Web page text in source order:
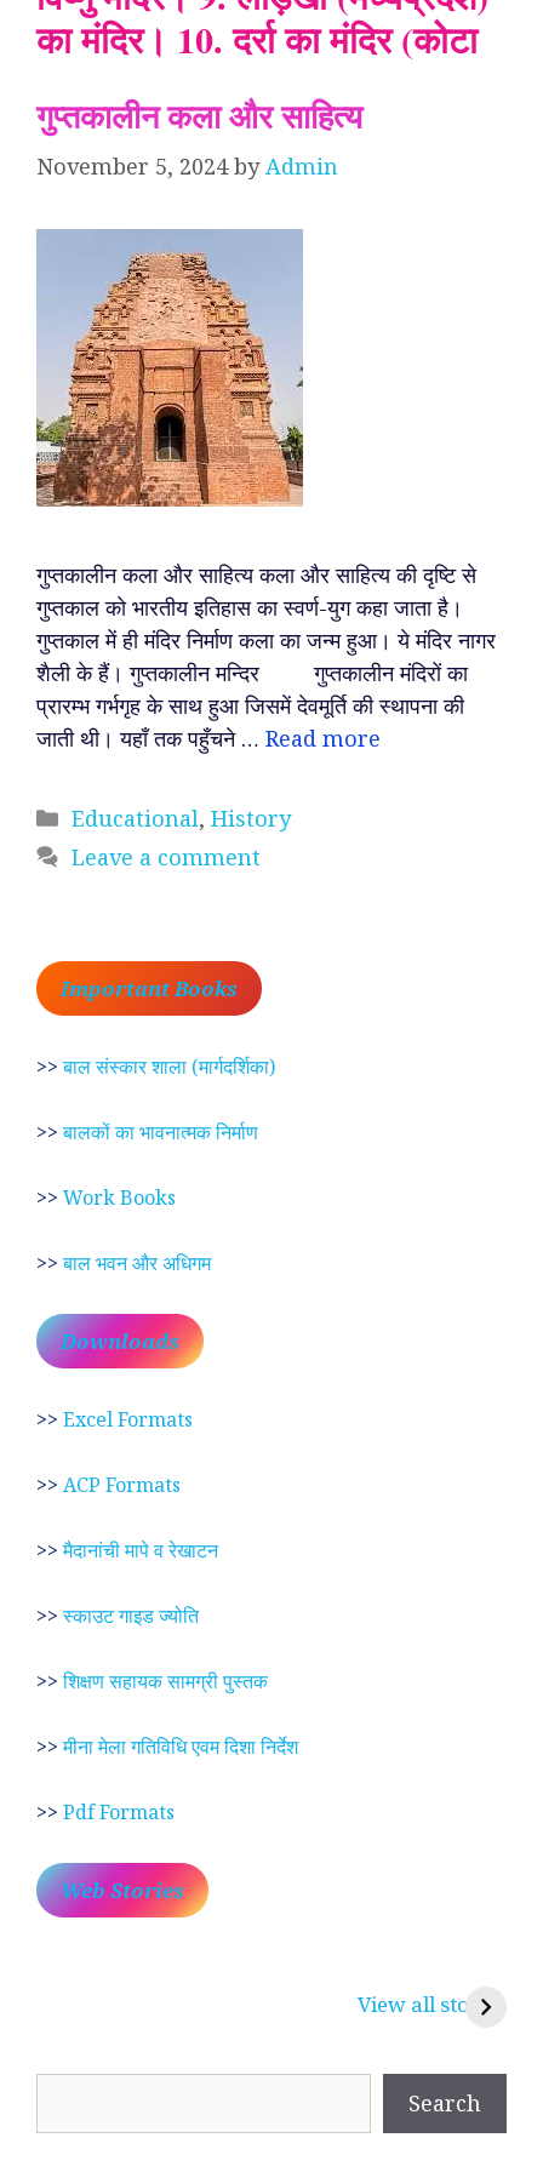
का मंदिर। 10. दर्रा का मंदिर (कोटा
गुप्तकालीन कला और साहित्य
November 5, 2024 byAdmin
गुप्तकालीन कला और साहित्य कला और साहित्य की दृष्टि से
गुप्तकाल को भारतीय इतिहास का स्वर्ण-युग कहा जाता है।
गुप्तकाल में ही मंदिर निर्माण कला का जन्म हुआ। ये मंदिर नागर
शैली के हैं। गुप्तकालीन मन्दिर गुप्तकालीन मंदिरों का
प्रारम्भ गर्भगृह के साथ हुआ जिसमें देवमूर्ति की स्थापना की
जाती थी। यहाँ तक पहुँचने … Read more
Categories
Educational, History
Leave a comment
Important Books
>>बाल संस्कार शाला (मार्गदर्शिका)
>>बालकों का भावनात्मक निर्माण
>> Work Books
>>बाल भवन और अधिगम
Downloads
>> Excel Formats
>> ACP Formats
>>मैदानांची मापे व रेखाटन
>>स्काउट गाइड ज्योति
>>शिक्षण सहायक सामग्री पुस्तक
>>मीना मेला गतिविधि एवम दिशा निर्देश
>> Pdf Formats
Web Stories
View all stories
रामसा पीर, रुणेचा रा
Search